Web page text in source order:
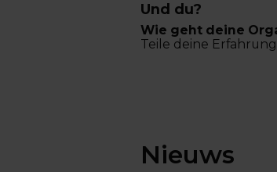
Und du?
Wie geht deine
Teile deine
Nieuws